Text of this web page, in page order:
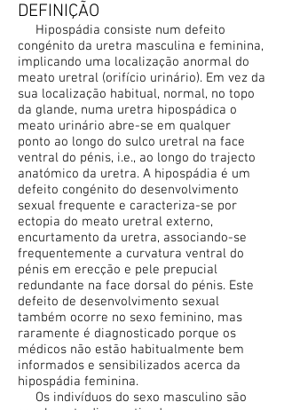
DEFINIÇÃO
Hipospádia consiste num defeito
congénito da uretra masculina e feminina,
implicando uma localização anormal do
meato uretral (orifício urinário). Em vez da
sua localização habitual, normal, no topo
da glande, numa uretra hipospádica o
meato urinário abre-se em qualquer
ponto ao longo do sulco uretral na face
ventral do pénis, i.e., ao longo do trajecto
anatómico da uretra. A hipospádia é um
defeito congénito do desenvolvimento
sexual frequente e caracteriza-se por
ectopia do meato uretral externo,
encurtamento da uretra, associando-se
frequentemente a curvatura ventral do
pénis em erecção e pele prepucial
redundante na face dorsal do pénis. Este
defeito de desenvolvimento sexual
também ocorre no sexo feminino, mas
raramente é diagnosticado porque os
médicos não estão habitualmente bem
informados e sensibilizados acerca da
hipospádia feminina.
Os indivíduos do sexo masculino são